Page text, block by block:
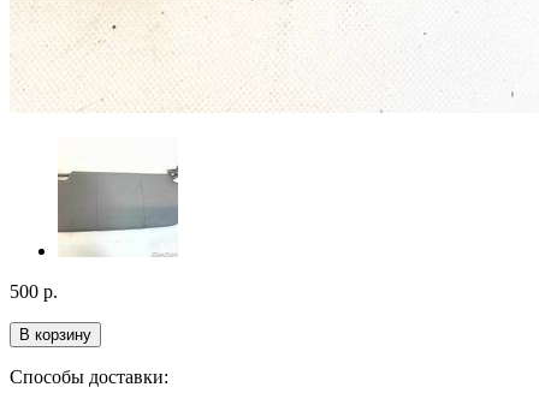
500 р.
В корзину
Способы доставки: